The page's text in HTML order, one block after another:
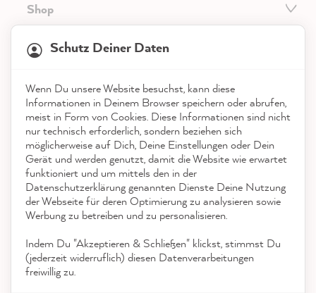
Shop
Service
Kontakt
App herunterladen
Auszeichnungen
Social Media
Schutz Deiner Daten
Wenn Du unsere Website besuchst, kann diese
Informationen in Deinem Browser speichern oder abrufen,
meist in Form von Cookies. Diese Informationen sind nicht
nur technisch erforderlich, sondern beziehen sich
möglicherweise auf Dich, Deine Einstellungen oder Dein
Gerät und werden genutzt, damit die Website wie erwartet
funktioniert und um mittels den in der
Datenschutzerklärung genannten Dienste Deine Nutzung
der Webseite für deren Optimierung zu analysieren sowie
Werbung zu betreiben und zu personalisieren.
Indem Du "Akzeptieren & Schließen" klickst, stimmst Du
(jederzeit widerruflich) diesen Datenverarbeitungen
freiwillig zu.
reviews-io
Anonym
Verifizierter Kunde
Die Lacke sind klasse! Die Verarbeitung hat
super funktioniert und die detaillierten
Erklärvideos haben mir auch geholfen.